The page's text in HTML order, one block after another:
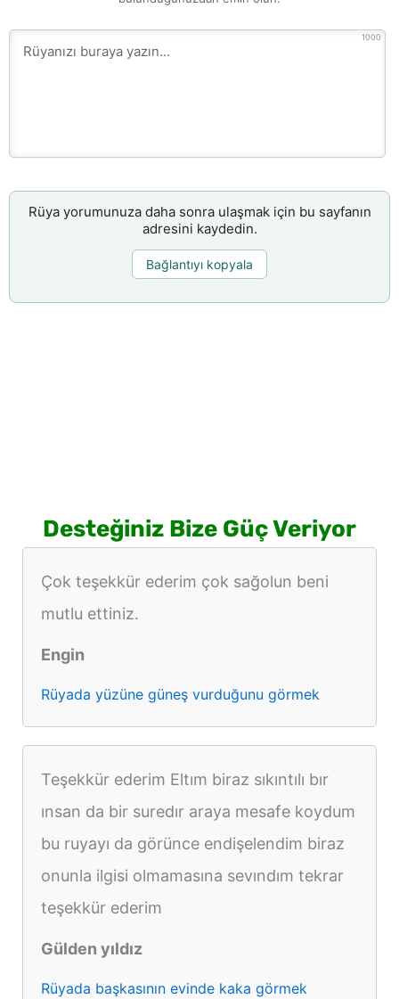
1000
Rüya yorumunuza daha sonra ulaşmak için bu sayfanın
adresini kaydedin.
Bağlantıyı kopyala
Desteğiniz Bize Güç Veriyor
Çok teşekkür ederim çok sağolun beni
mutlu ettiniz.
Engin
Rüyada yüzüne güneş vurduğunu görmek
Teşekkür ederim Eltım biraz sıkıntılı bır
ınsan da bir suredır araya mesafe koydum
bu ruyayı da görünce endişelendim biraz
onunla ilgisi olmamasına sevındım tekrar
teşekkür ederim
Gülden yıldız
Rüyada başkasının evinde kaka görmek